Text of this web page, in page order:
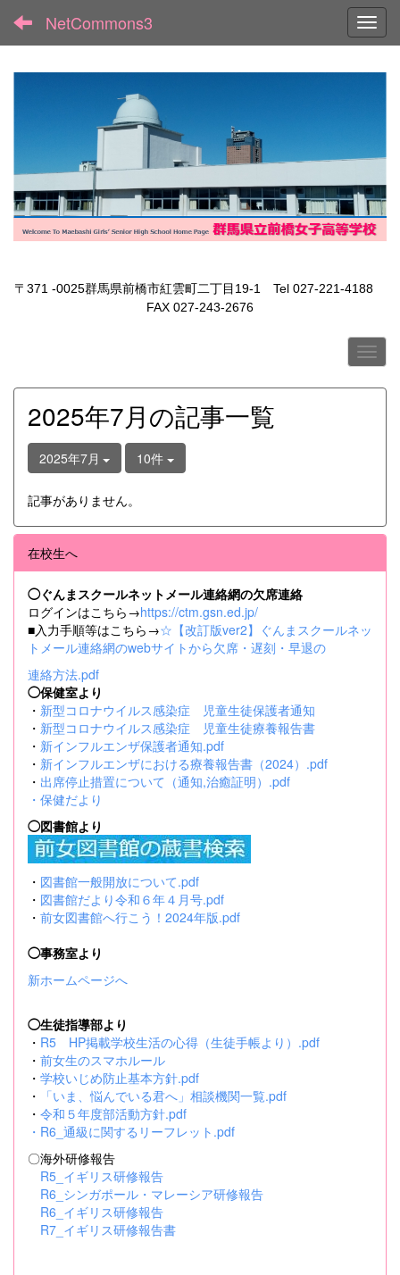
NetCommons3
〒371 -0025群馬県前橋市紅雲町二丁目19-1 Tel 027-221-4188
FAX 027-243-2676
2025年7月の記事一覧
2025年7月 10件
記事がありません。
在校生へ
◯ぐんまスクールネットメール連絡網の欠席連絡
ログインはこちら→https://ctm.gsn.ed.jp/
■入力手順等はこちら→☆【改訂版ver2】ぐんまスクールネッ
トメール連絡網のwebサイトから欠席・遅刻・早退の
連絡方法.pdf
◯保健室より
・ 新型コロナウイルス感染症 児童生徒保護者通知
・ 新型コロナウイルス感染症 児童生徒療養報告書
・ 新インフルエンザ保護者通知.pdf
・ 新インフルエンザにおける療養報告書（2024）.pdf
・ 出席停止措置について（通知,治癒証明）.pdf
・ 保健だより
◯図書館より
・ 図書館一般開放について.pdf
・ 図書館だより令和６年４月号.pdf
・ 前女図書館へ行こう！2024年版.pdf
◯事務室より
新ホームページへ
◯生徒指導部より
・ R5 HP掲載学校生活の心得（生徒手帳より）.pdf
・ 前女生のスマホルール
・ 学校いじめ防止基本方針.pdf
・
「いま、悩んでいる君へ」相談機関一覧.pdf
・ 令和５年度部活動方針.pdf
・ R6_通級に関するリーフレット.pdf
〇海外研修報告
R5_イギリス研修報告
R6_シンガポール・マレーシア研修報告
R6_イギリス研修報告
R7_イギリス研修報告書